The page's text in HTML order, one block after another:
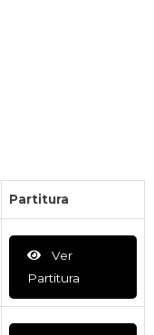
Partitura
Ver
Partitura